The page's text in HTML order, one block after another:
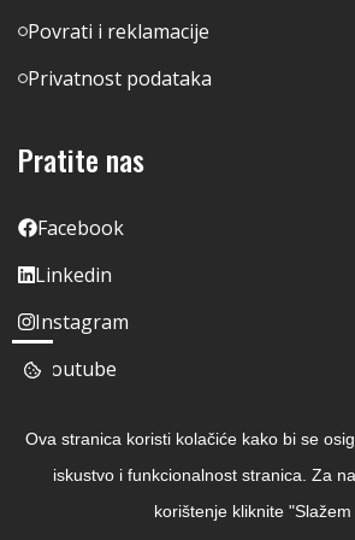
Povrati i reklamacije
Privatnost podataka
Pratite nas
Facebook
Linkedin
Instagram
Youtube
Ova stranica koristi kolačiće kako bi se
iskustvo i funkcionalnost stranica. Za
korištenje kliknite "Slažem